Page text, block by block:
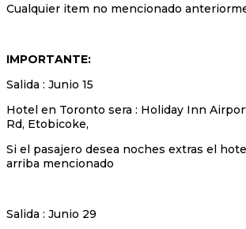
Cualquier item no mencionado
IMPORTANTE:
Salida : Junio 15
Hotel en Toronto sera : Holiday Inn
Rd, Etobicoke,
Si el pasajero desea noches extras el
arriba mencionado
Salida : Junio 29